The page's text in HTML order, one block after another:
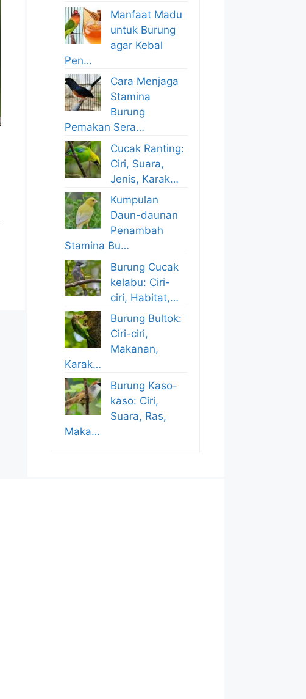
Manfaat Madu
untuk Burung
agar Kebal
Pen…
Cara Menjaga
Stamina
Burung
Pemakan Sera…
Cucak Ranting:
Ciri, Suara,
Jenis, Karak…
Kumpulan
Daun-daunan
Penambah
Stamina Bu…
Burung Cucak
kelabu: Ciri-
ciri, Habitat,…
Burung Bultok:
Ciri-ciri,
Makanan,
Karak…
Burung Kaso-
kaso: Ciri,
Suara, Ras,
Maka…